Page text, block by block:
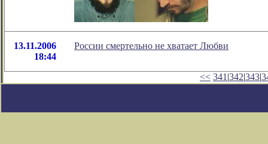
13.11.2006
18:44
России смертельно не хватает Любви
<< 341 |342|343|